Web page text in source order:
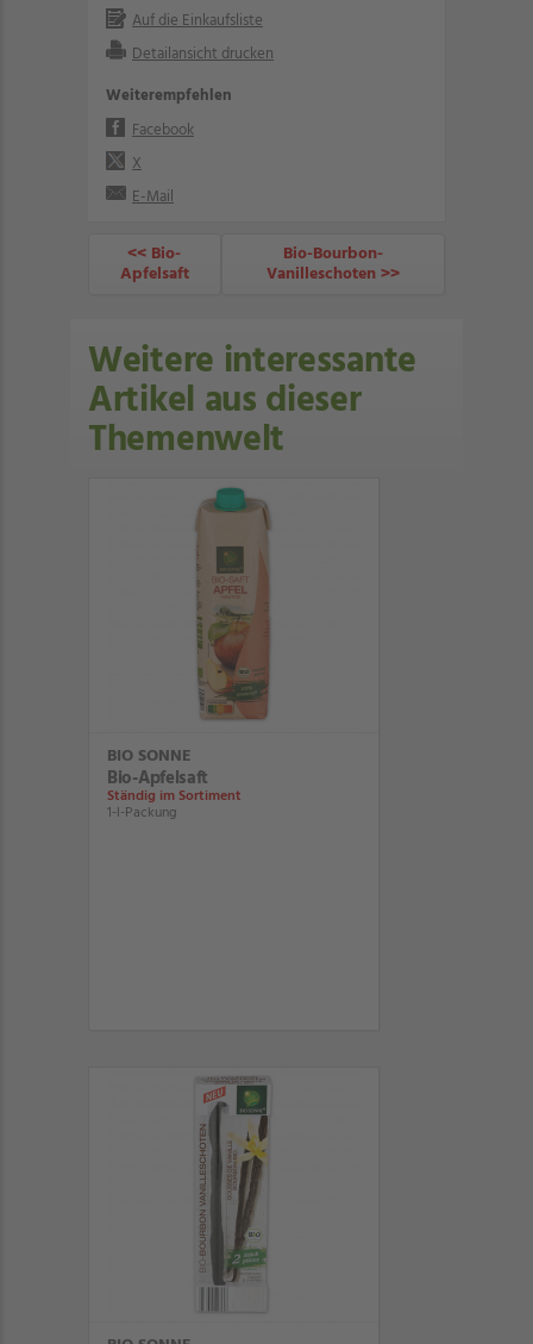
Auf die Einkaufsliste
Detailansicht drucken
Weiterempfehlen
Facebook
X
E-Mail
<< Bio-
Apfelsaft
Bio-Bourbon-
Vanilleschoten >>
Weitere interessante
Artikel aus dieser
Themenwelt
BIO SONNE
Bio-Apfelsaft
Ständig im Sortiment
1-l-Packung